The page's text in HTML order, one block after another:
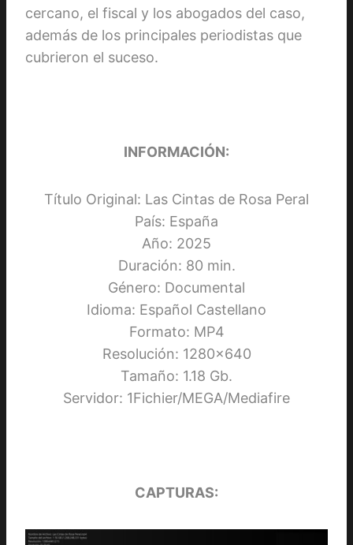
cercano, el fiscal y los abogados del caso,
además de los principales periodistas que
cubrieron el suceso.
INFORMACIÓN:
Título Original: Las Cintas de Rosa Peral
País: España
Año: 2025
Duración: 80 min.
Género: Documental
Idioma: Español Castellano
Formato: MP4
Resolución: 1280×640
Tamaño: 1.18 Gb.
Servidor: 1Fichier/MEGA/Mediafire
CAPTURAS: